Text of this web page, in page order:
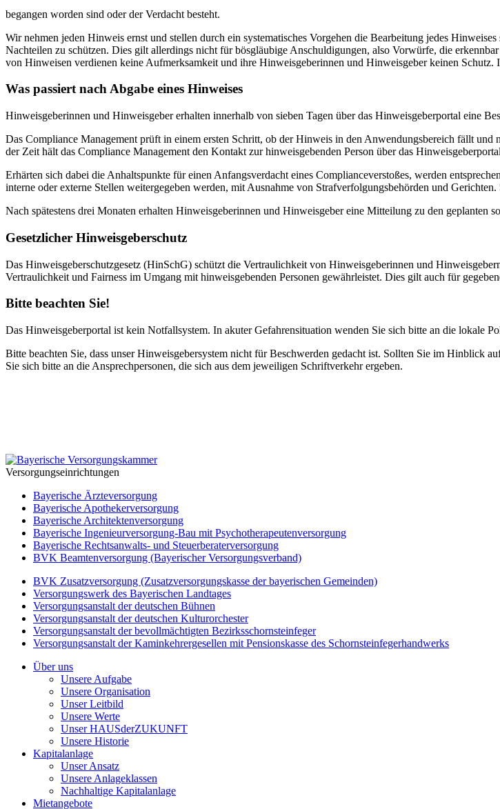
begangen worden sind oder der Verdacht besteht.
Wir nehmen jeden Hinweis ernst und stellen durch ein systematisches Vorgehen die Bearbeitung jedes
Nachteilen zu schützen. Dies gilt allerdings nicht für bösgläubige Anschuldigungen, also Vorwürfe, die
von Hinweisen verdienen keine Aufmerksamkeit und ihre Hinweisgeberinnen und Hinweisgeber keinen
Was passiert nach Abgabe eines Hinweises
Hinweisgeberinnen und Hinweisgeber erhalten innerhalb von sieben Tagen über das Hinweisgeberportal eine
Das Compliance Management prüft in einem ersten Schritt, ob der Hinweis in den Anwendungsbereich fällt
der Zeit hält das Compliance Management den Kontakt zur hinweisgebenden Person über das
Erhärten sich dabei die Anhaltspunkte für einen Anfangsverdacht eines Complianceverstoßes, werden
interne oder externe Stellen weitergegeben werden, mit Ausnahme von Strafverfolgungsbehörden und Gerichten.
Nach spätestens drei Monaten erhalten Hinweisgeberinnen und Hinweisgeber eine Mitteilung zu den geplanten
Gesetzlicher Hinweisgeberschutz
Das Hinweisgeberschutzgesetz (HinSchG) schützt die Vertraulichkeit von Hinweisgeberinnen und
Vertraulichkeit und Fairness im Umgang mit hinweisgebenden Personen gewährleistet. Dies gilt auch für
Bitte beachten Sie!
Das Hinweisgeberportal ist kein Notfallsystem. In akuter Gefahrensituation wenden Sie sich bitte an die lokale
Bitte beachten Sie, dass unser Hinweisgebersystem nicht für Beschwerden gedacht ist. Sollten Sie im Hinblick
Sie sich bitte an die Ansprechpersonen, die sich aus dem jeweiligen Schriftverkehr ergeben.
Versorgungseinrichtungen
Bayerische Ärzteversorgung
Bayerische Apothekerversorgung
Bayerische Architektenversorgung
Bayerische Ingenieurversorgung-Bau mit Psychotherapeutenversorgung
Bayerische Rechtsanwalts- und Steuerberaterversorgung
BVK Beamtenversorgung (Bayerischer Versorgungsverband)
BVK Zusatzversorgung (Zusatzversorgungskasse der bayerischen Gemeinden)
Versorgungswerk des Bayerischen Landtages
Versorgungsanstalt der deutschen Bühnen
Versorgungsanstalt der deutschen Kulturorchester
Versorgungsanstalt der bevollmächtigten Bezirksschornsteinfeger
Versorgungsanstalt der Kaminkehrergesellen mit Pensionskasse des Schornsteinfegerhandwerks
Über uns
Unsere Aufgabe
Unsere Organisation
Unser Leitbild
Unsere Werte
Unser HAUSderZUKUNFT
Unsere Historie
Kapitalanlage
Unser Ansatz
Unsere Anlageklassen
Nachhaltige Kapitalanlage
Mietangebote